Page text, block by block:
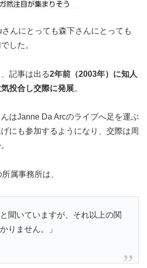
んにとっても森下さんにとっても
した。
記事は出る2年前（2003年）に知人
投合し交際に発展。
はJanne Da Arcのライブへ足を運ぶ
にも参加するようになり、交際は周
属事務所は、
聞いていますが、それ以上の関
りません。」